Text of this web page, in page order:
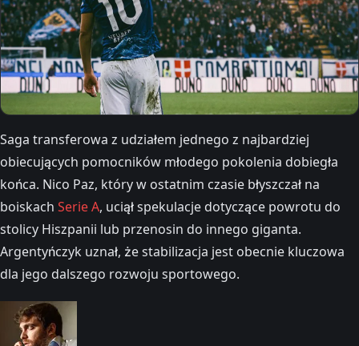
Saga transferowa z udziałem jednego z najbardziej
obiecujących pomocników młodego pokolenia dobiegła
końca. Nico Paz, który w ostatnim czasie błyszczał na
boiskach Serie A, uciął spekulacje dotyczące powrotu do
stolicy Hiszpanii lub przenosin do innego giganta.
Argentyńczyk uznał, że stabilizacja jest obecnie kluczowa
dla jego dalszego rozwoju sportowego.